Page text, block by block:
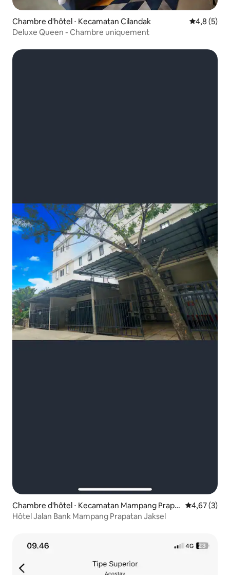
Chambre d'hôtel ⋅ Kecamatan Cilandak Évaluation
4,8 (5)
Deluxe Queen - Chambre uniquement
Chambre d'hôtel ⋅ Kecamatan Mampang Prapa
tan
Évaluation
4,67 (3)
Hôtel Jalan Bank Mampang Prapatan Jaksel